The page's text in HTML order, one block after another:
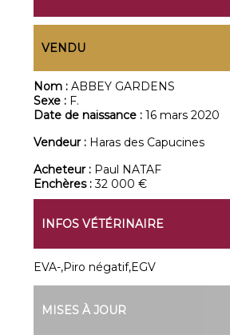
VENDU
Nom :ABBEY GARDENS
Sexe : F.
Date de naissance :16 mars 2020
Vendeur : Haras des Capucines
Acheteur : Paul NATAF
Enchères :32 000 €
INFOS VÉTÉRINAIRE
EVA-,Piro négatif,EGV
MISES À JOUR